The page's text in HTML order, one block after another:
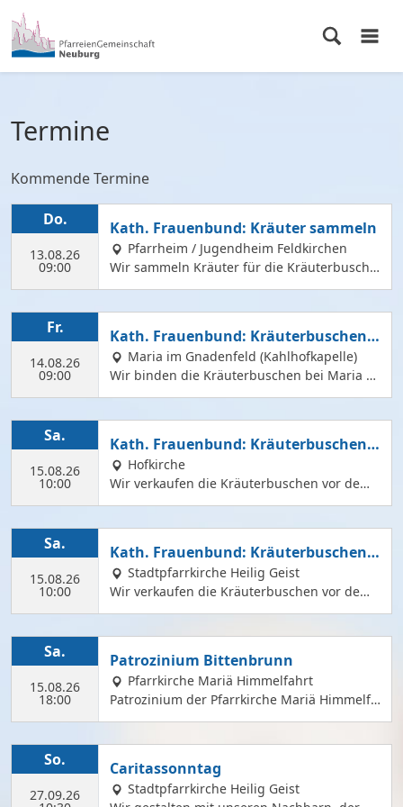
Termine
Kommende Termine
Do.
13.08.26
09:00
Kath. Frauenbund: Kräuter sammeln
Pfarrheim / Jugendheim Feldkirchen
Wir sammeln Kräuter für die Kräuterbusche
n, die wir am 14. August binden und an Mar
Margit Ettig am Jugendheim Feldkirchen.
Fr.
14.08.26
09:00
Kath. Frauenbund: Kräuterbuschen b
inden
Maria im Gnadenfeld (Kahlhofkapelle)
Wir binden die Kräuterbuschen bei Maria a
m Kahlhof. Wir brauchen viele Helferinnen z
der Hl. Geist Kirche Kräuterbuschen verkauf
en können.
Sa.
15.08.26
10:00
Kath. Frauenbund: Kräuterbuschen V
erkauf
Hofkirche
Wir verkaufen die Kräuterbuschen vor dem
Festgottesdienst in der Hofkirche.
Sa.
15.08.26
10:00
Kath. Frauenbund: Kräuterbuschen V
erkauf
Stadtpfarrkirche Heilig Geist
Wir verkaufen die Kräuterbuschen vor dem
Festgottesdienst in der Hl. Geist Kirche.
Sa.
15.08.26
18:00
Patrozinium Bittenbrunn
Pfarrkirche Mariä Himmelfahrt
Patrozinium der Pfarrkirche Mariä Himmelfa
hrt in Bittenbrunn Um 18:00 Uhr Festgottesd
Gestaltung durch den Kirchenchor Laetare, l
eckere Speisen, Fassbier und Weinbar. Kind
So.
27.09.26
Caritassonntag
Stadtpfarrkirche Heilig Geist